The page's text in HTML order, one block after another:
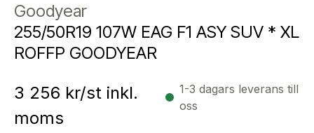
Goodyear
255/50R19 107W EAG F1 ASY SUV * XL
ROFFP GOODYEAR
3 256 kr/st inkl.
moms
1-3 dagars leverans till
oss